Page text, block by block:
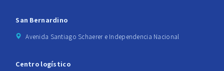
San Bernardino
Avenida Santiago Schaerer e Independencia Nacional
Centro logístico